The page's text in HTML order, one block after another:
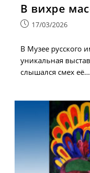
В вихре
Запись17/03/2026
В Музее русского
уникальная
слышался смех её…